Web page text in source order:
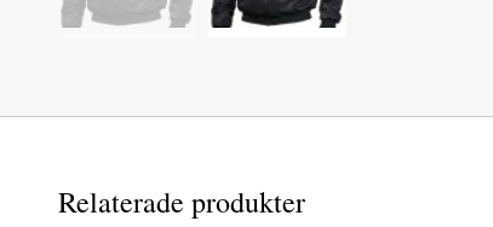
Relaterade produkter